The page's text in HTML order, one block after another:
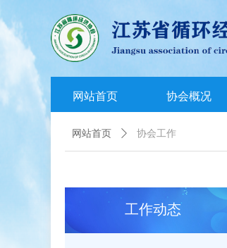
网站首页 协会概况
网站首页 ꄲ 协会工作
工作动态